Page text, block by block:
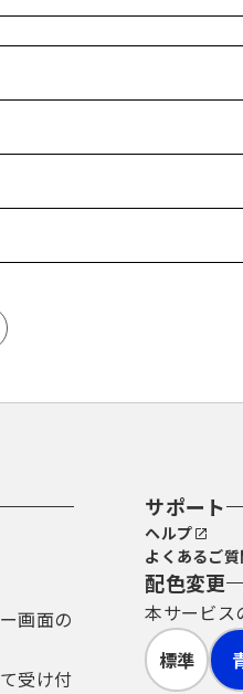
画面の
受け付
サポート
ヘルプ
よくあるご質
配色変更
本サービス
標準